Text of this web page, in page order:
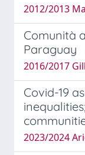
2012/2013
Comunità
Paraguay
2016/2017
Covid-19
2023/2024